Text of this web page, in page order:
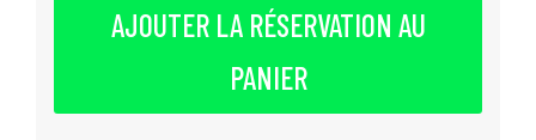
AJOUTER LA RÉSERVATION AU
PANIER